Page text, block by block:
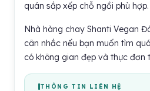
quán sắp xếp chỗ ngồi phù hợp.
Nhà hàng chay Shanti Vegan
cân nhắc nếu bạn muốn tìm
có không gian đẹp và thực đơn
THÔNG TIN LIÊN HỆ